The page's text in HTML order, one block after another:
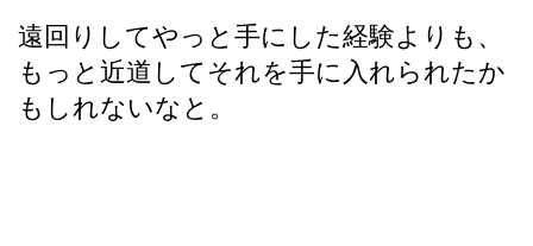
遠回りしてやっと手にした経験よりも、
もっと近道してそれを手に入れられたか
もしれないなと。